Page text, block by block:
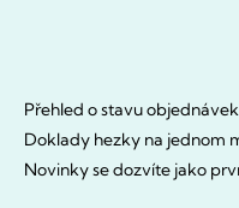
Přehled o stavu objednávek
Doklady hezky na jednom
Novinky se dozvíte jako